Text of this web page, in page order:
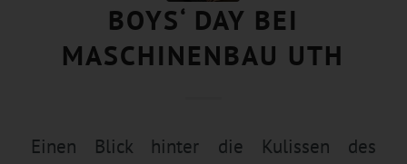
BOYS‘ DAY BEI
MASCHINENBAU UTH
Einen Blick hinter die Kulissen des